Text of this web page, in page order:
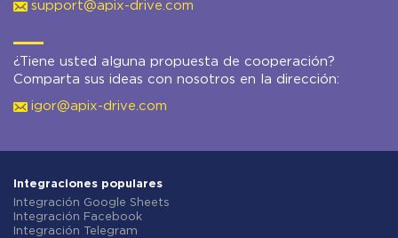
support@apix-drive.com
¿Tiene usted alguna propuesta de cooperación?
Comparta sus ideas con nosotros en la dirección:
igor@apix-drive.com
Integraciones populares
Integración Google Sheets
Integración Facebook
Integración Telegram